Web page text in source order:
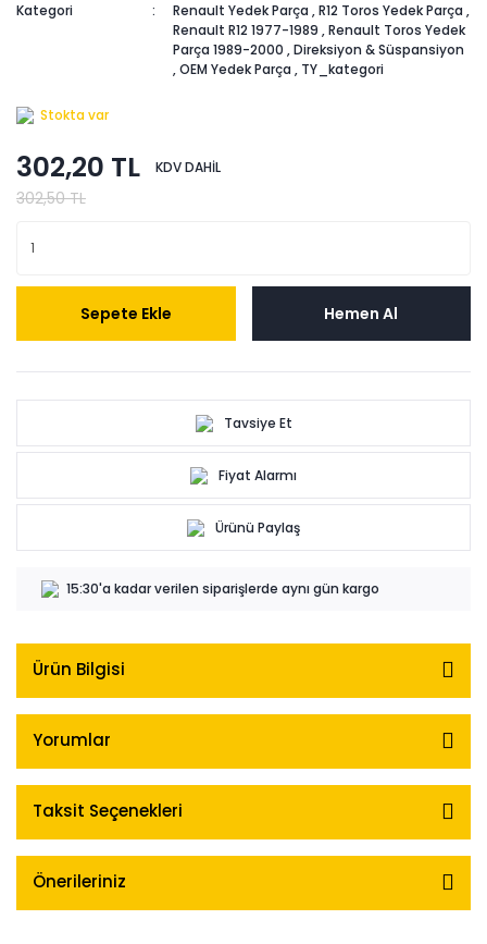
Kategori
Renault Yedek Parça ,R12 Toros Yedek Parça ,
Renault R12 1977-1989 ,Renault Toros Yedek
Parça 1989-2000 ,Direksiyon & Süspansiyon
,OEM Yedek Parça , TY_kategori
Stokta var
302,20 TL KDV DAHİL
302,50 TL
Sepete Ekle Hemen Al
Tavsiye Et
Fiyat Alarmı
Ürünü Paylaş
15:30'a kadar verilen siparişlerde aynı gün kargo
Ürün Bilgisi
Yorumlar
Taksit Seçenekleri
Önerileriniz